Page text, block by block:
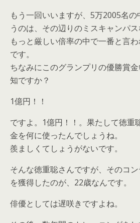
もう一回いいますが、5万2005名
うのは、その辺りのミスキャンパ
もっと厳しい倍率の中で一番と言
です。
ちなみにこのグランプリの優勝賞
知ですか？
1億円！！
ですよ。1億円！！。果たして徳重
金を何に使ったんでしょうね。
羨ましくてしょうがないです。
そんな徳重聡さんですが、そのコ
を獲得したのが、22歳なんです。
俳優としては遅咲きですよね。